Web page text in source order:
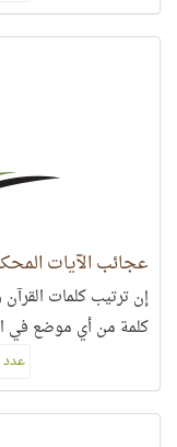
عجائب الآيات
إن ترتيب كلمات
كلمة من أي موضع في
عدد